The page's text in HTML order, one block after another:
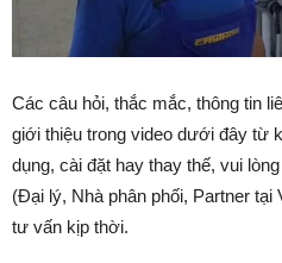
Các câu hỏi, thắc mắc, thông tin
giới thiệu trong video dưới đây từ
dụng, cài đặt hay thay thế, vui
(Đại lý, Nhà phân phối, Partner
tư vấn kịp thời.